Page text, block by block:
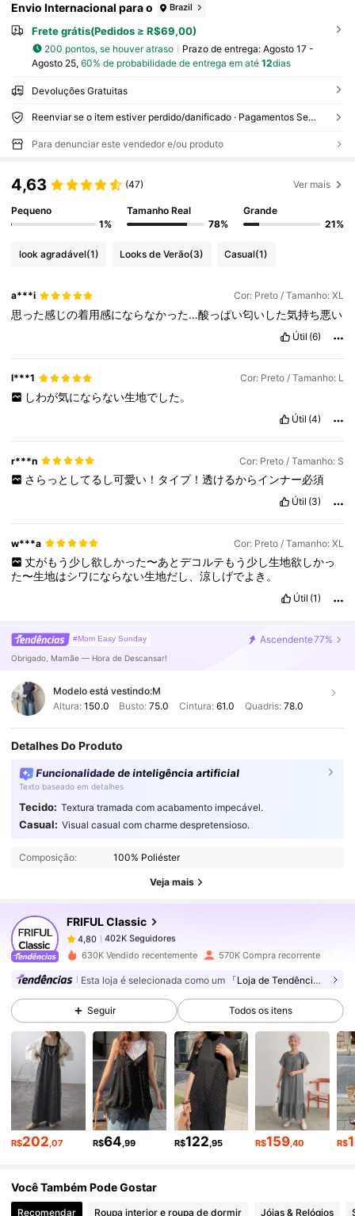
Envio Internacional para o Brazil
Frete grátis(Pedidos ≥ R$69,00)
200 pontos, se houver atraso Prazo de entrega: Agosto 17 -
Agosto 25, 60% de probabilidade de entrega em até 12dias
Devoluções Gratuitas
Reenviar se o item estiver perdido/danificado · Pagamentos Seguros · Proteção de privacidade
Para denunciar este vendedor e/ou produto
4,63 (47) Ver mais
Pequeno
1%
Tamanho Real
78%
Grande
21%
look agradável(1) Looks de Verão(3) Casual(1)
a***i Cor: Preto / Tamanho: XL
思った感じの着用感にならなかった…酸っぱい匂いした気持ち悪い
Útil (6)
l***1 Cor: Preto / Tamanho: L
しわが気にならない生地でした。
Útil (4)
r***n Cor: Preto / Tamanho: S
さらっとしてるし可愛い！タイプ！透けるからインナー必須
Útil (3)
w***a Cor: Preto / Tamanho: XL
丈がもう少し欲しかった〜あとデコルテもう少し生地欲しかっ
た〜生地はシワにならない生地だし、涼しげでよき。
Útil (1)
#Mom Easy Sunday Ascendente77%
Obrigado, Mamãe — Hora de Descansar!
Modelo está vestindo:M
Altura: 150.0 Busto:75.0 Cintura: 61.0 Quadris: 78.0
Detalhes Do Produto
Funcionalidade de inteligência artificial
Texto baseado em detalhes
Tecido: Textura tramada com acabamento impecável.
Casual: Visual casual com charme despretensioso.
Composição: 100% Poliéster
Veja mais
FRIFUL Classic
4,80 402K Seguidores
4,80
402K Seguidores
e***spago1 dia atrás
4,80 402K Seguidores
4,80 402K Seguidores
4,80 402K Seguidores
4,80 402K Seguidores
4,80 402K Seguidores
630K Vendido recentemente 570K Compra recorrente
Esta loja é selecionada como um 「Loja de Tendências」
Seguir Todos os itens
R$202,07 R$64,99 R$122,95 R$159,40 R$
Você Também Pode Gostar
Recomendar Roupa interior e roupa de dormir Jóias & Relógios